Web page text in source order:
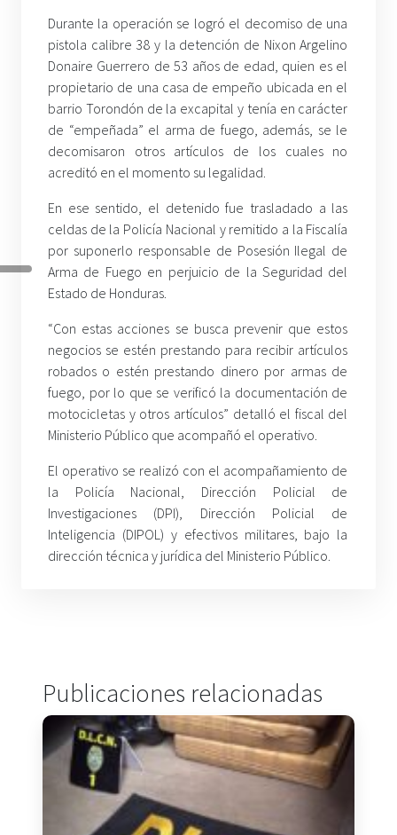
Durante la operación se logró el decomiso de una
pistola calibre 38 y la detención de Nixon Argelino
Donaire Guerrero de 53 años de edad, quien es el
propietario de una casa de empeño ubicada en el
barrio Torondón de la excapital y tenía en carácter
de “empeñada” el arma de fuego, además, se le
decomisaron otros artículos de los cuales no
acreditó en el momento su legalidad.
En ese sentido, el detenido fue trasladado a las
celdas de la Policía Nacional y remitido a la Fiscalía
por suponerlo responsable de Posesión Ilegal de
Arma de Fuego en perjuicio de la Seguridad del
Estado de Honduras.
“Con estas acciones se busca prevenir que estos
negocios se estén prestando para recibir artículos
robados o estén prestando dinero por armas de
fuego, por lo que se verificó la documentación de
motocicletas y otros artículos” detalló el fiscal del
Ministerio Público que acompañó el operativo.
El operativo se realizó con el acompañamiento de
la Policía Nacional, Dirección Policial de
Investigaciones (DPI), Dirección Policial de
Inteligencia (DIPOL) y efectivos militares, bajo la
dirección técnica y jurídica del Ministerio Público.
Publicaciones relacionadas